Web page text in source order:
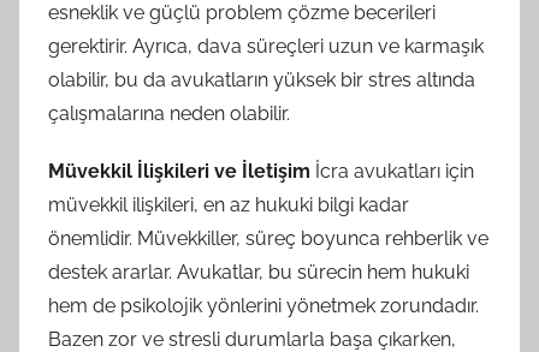
esneklik ve güçlü problem çözme becerileri
gerektirir. Ayrıca, dava süreçleri uzun ve karmaşık
olabilir, bu da avukatların yüksek bir stres altında
çalışmalarına neden olabilir.
Müvekkil İlişkileri ve İletişim İcra avukatları için
müvekkil ilişkileri, en az hukuki bilgi kadar
önemlidir. Müvekkiller, süreç boyunca rehberlik ve
destek ararlar. Avukatlar, bu sürecin hem hukuki
hem de psikolojik yönlerini yönetmek zorundadır.
Bazen zor ve stresli durumlarla başa çıkarken,